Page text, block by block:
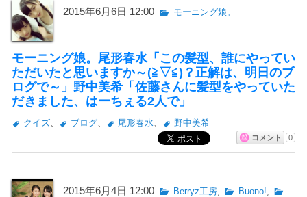
2015年6月6日 12:00 モーニング娘。
モーニング娘。尾形春水「この髪型、誰にやってい
ただいたと思いますか～(≧▽≦)？正解は、明日のブ
ログで～」野中美希「佐藤さんに髪型をやっていた
だきました、はーちぇる2人で」
クイズ、 ブログ、 尾形春水、 野中美希
コメント 0
2015年6月4日 12:00 Berryz工房, Buono!,